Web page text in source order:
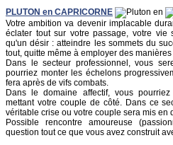
PLUTON en CAPRICORNE en
Votre ambition va devenir implacable
éclater tout sur votre passage, votre vie
qu'un désir : atteindre les sommets du
tout, quitte même à employer des
Dans le secteur professionnel, vous
pourriez monter les échelons
fera après de vifs combats.
Dans le domaine affectif, vous
mettant votre couple de côté. Dans ce
véritable crise ou votre couple sera mis en
Possible rencontre amoureuse
question tout ce que vous avez construit